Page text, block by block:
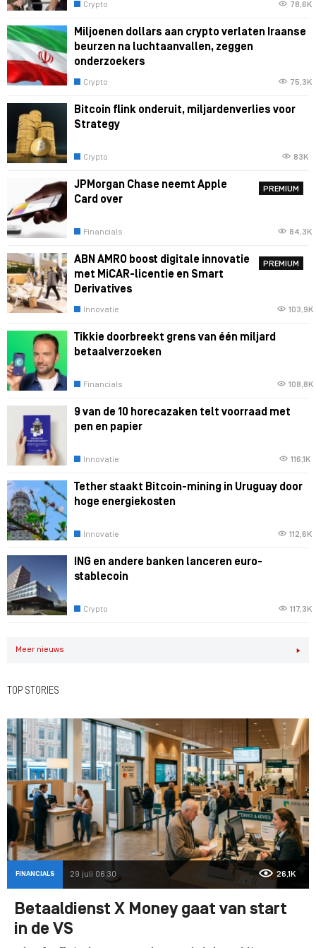
Crypto 78,6K
Miljoenen dollars aan crypto verlaten Iraanse
beurzen na luchtaanvallen, zeggen
onderzoekers
Crypto 75,3K
Bitcoin flink onderuit, miljardenverlies voor
Strategy
Crypto 83K
PREMIUM
JPMorgan Chase neemt Apple
Card over
Financials 84,3K
PREMIUM
ABN AMRO boost digitale innovatie
met MiCAR-licentie en Smart
Derivatives
Innovatie 103,9K
Tikkie doorbreekt grens van één miljard
betaalverzoeken
Financials 108,8K
9 van de 10 horecazaken telt voorraad met
pen en papier
Innovatie 116,1K
Tether staakt Bitcoin-mining in Uruguay door
hoge energiekosten
Innovatie 112,6K
ING en andere banken lanceren euro-
stablecoin
Crypto 117,3K
Meer nieuws
TOP STORIES
FINANCIALS 29 juli 06:30 26,1K
Betaaldienst X Money gaat van start
in de VS